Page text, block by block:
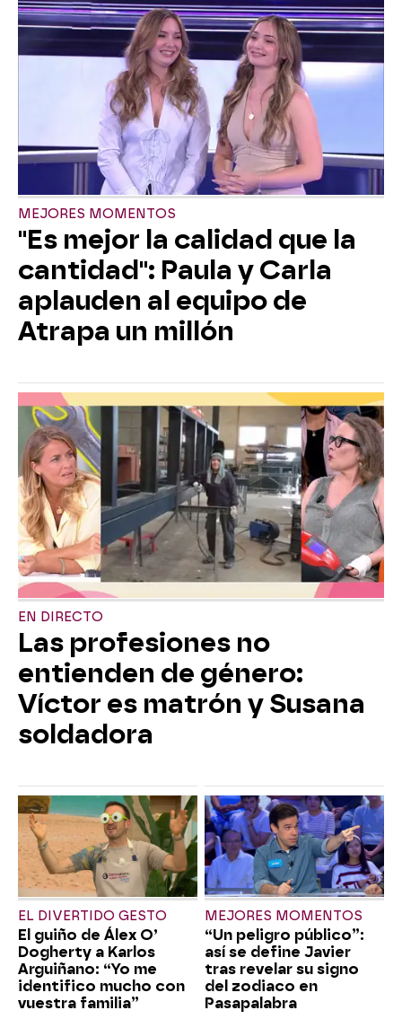
MEJORES MOMENTOS
"Es mejor la calidad que la
cantidad": Paula y Carla
aplauden al equipo de
Atrapa un millón
EN DIRECTO
Las profesiones no
entienden de género:
Víctor es matrón y Susana
soldadora
EL DIVERTIDO GESTO
El guiño de Álex O’
Dogherty a Karlos
Arguiñano: “Yo me
identifico mucho con
vuestra familia”
MEJORES MOMENTOS
“Un peligro público”:
así se define Javier
tras revelar su signo
del zodiaco en
Pasapalabra